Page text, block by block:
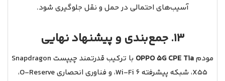
آسیب‌های احتمالی در حمل و نقل جلوگیری شود.
13. جمع‌بندی و پیشنهاد نهایی
مودمOPPO 5G CPE T1a
با ترکیب قدرتمند چیپست Snapdragon
X55، شبکه پیشرفته Wi‑Fi 6، و فناوری انحصاری O‑Reserve،